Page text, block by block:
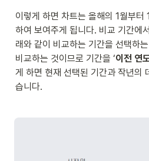
이렇게 하면 차트는 올해의 1월부터
하여 보여주게 됩니다. 비교 기간에
래와 같이 비교하는 기간을 선택하
비교하는 것이므로 기간을 ‘이전 연
게 하면 현재 선택된 기간과 작년의
습니다.